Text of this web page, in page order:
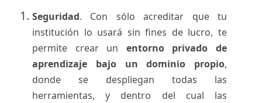
Seguridad. Con sólo acreditar que tu
institución lo usará sin fines de lucro, te
permite crear un entorno privado de
aprendizaje bajo un dominio propio,
donde se despliegan todas las
herramientas, y dentro del cual las